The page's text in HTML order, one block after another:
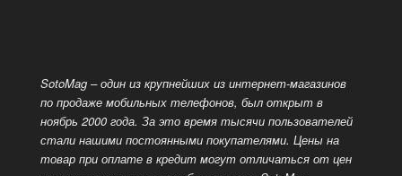
SotoMag – один из крупнейших из интернет-магазинов
по продаже мобильных телефонов, был открыт в
ноябрь 2000 года. За это время тысячи пользователей
стали нашими постоянными покупателями. Цены на
товар при оплате в кредит могут отличаться от цен